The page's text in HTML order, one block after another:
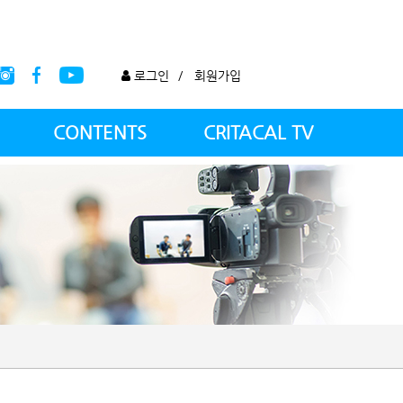
로그인 / 회원가입
CONTENTS
CAMP SHOP
스타 섭외문의
제휴문의
스컬 유튜브
CRITACAL TV
크리티컬TV
광고문의